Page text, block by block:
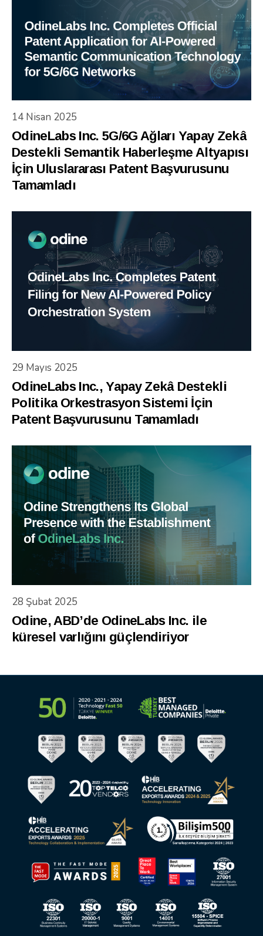
14 Nisan 2025
OdineLabs Inc. 5G/6G Ağları Yapay Zekâ
Destekli Semantik Haberleşme Altyapısı
İçin Uluslararası Patent Başvurusunu
Tamamladı
29 Mayıs 2025
OdineLabs Inc., Yapay Zekâ Destekli
Politika Orkestrasyon Sistemi İçin
Patent Başvurusunu Tamamladı
28 Şubat 2025
Odine, ABD’de OdineLabs Inc. ile
küresel varlığını güçlendiriyor